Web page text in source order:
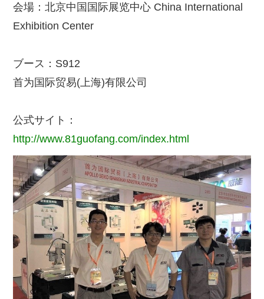
会場：北京中国国际展览中心 China International
Exhibition Center
ブース：S912
首为国际贸易(上海)有限公司
公式サイト：
http://www.81guofang.com/index.html